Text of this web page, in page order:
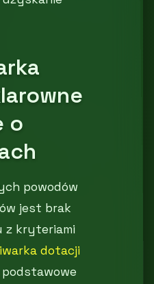
o
powodów
jest brak
z kryteriami
dotacji
podstawowe